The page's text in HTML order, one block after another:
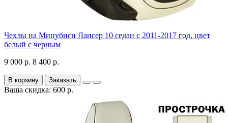
Чехлы на Мицубиси Лансер 10 седан с 2011-2017 год, цвет
белый с черным
9 000 р. 8 400 р.
В корзину Заказать
Ваша скидка: 600 р.